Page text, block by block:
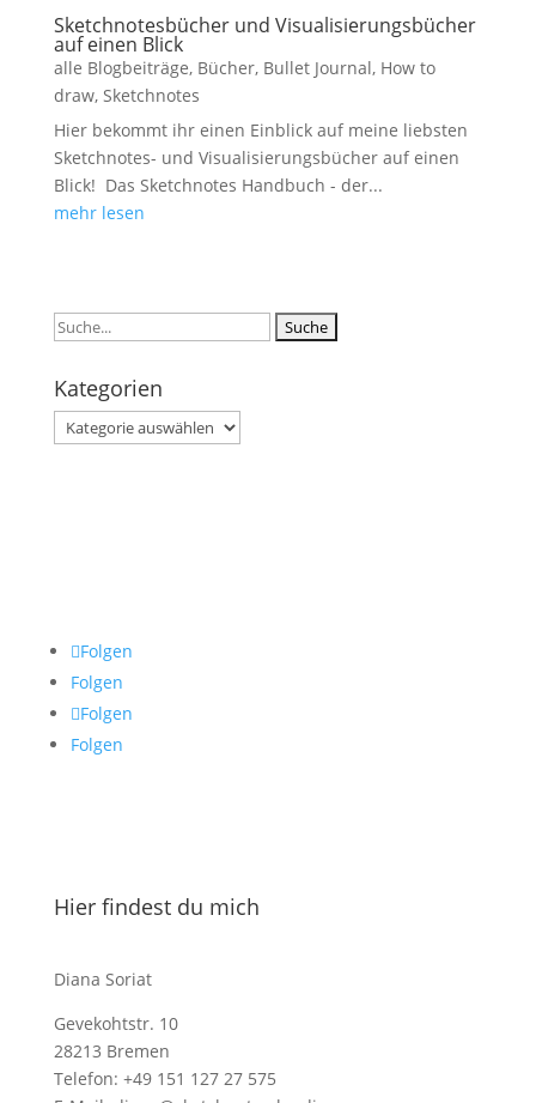
Sketchnotesbücher und Visualisierungsbücher
auf einen Blick
alle Blogbeiträge, Bücher, Bullet Journal, How to
draw, Sketchnotes
Hier bekommt ihr einen Einblick auf meine liebsten
Sketchnotes- und Visualisierungsbücher auf einen
Blick! Das Sketchnotes Handbuch - der...
mehr lesen
Suchen
Kategorien
Kategorien
Folgen
Folgen
Folgen
Folgen
Hier findest du mich
Diana Soriat
Gevekohtstr. 10
28213 Bremen
Telefon: +49 151 127 27 575